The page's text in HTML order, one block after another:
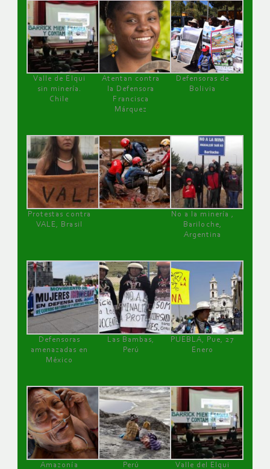
Valle de Elqui
sin minería.
Chile
Atentan contra
la Defensora
Francisca
Márquez
Defensoras de
Bolivia
Protestas contra
VALE, Brasil
No a la minería ,
Bariloche,
Argentina
Defensoras
amenazadas en
México
Las Bambas,
Perú
PUEBLA, Pue, 27
Enero
Amazonía
Perú
Valle del Elqui